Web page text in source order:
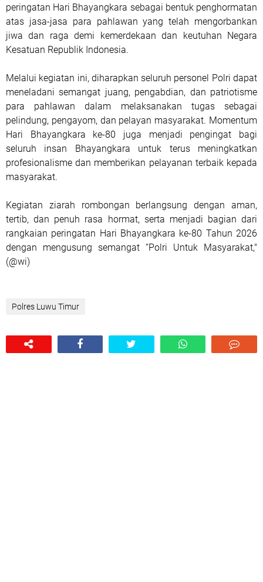
peringatan Hari Bhayangkara sebagai bentuk penghormatan
atas jasa-jasa para pahlawan yang telah mengorbankan
jiwa dan raga demi kemerdekaan dan keutuhan Negara
Kesatuan Republik Indonesia.
Melalui kegiatan ini, diharapkan seluruh personel Polri dapat
meneladani semangat juang, pengabdian, dan patriotisme
para pahlawan dalam melaksanakan tugas sebagai
pelindung, pengayom, dan pelayan masyarakat. Momentum
Hari Bhayangkara ke-80 juga menjadi pengingat bagi
seluruh insan Bhayangkara untuk terus meningkatkan
profesionalisme dan memberikan pelayanan terbaik kepada
masyarakat.
Kegiatan ziarah rombongan berlangsung dengan aman,
tertib, dan penuh rasa hormat, serta menjadi bagian dari
rangkaian peringatan Hari Bhayangkara ke-80 Tahun 2026
dengan mengusung semangat “Polri Untuk Masyarakat,"
(@wi)
Polres Luwu Timur